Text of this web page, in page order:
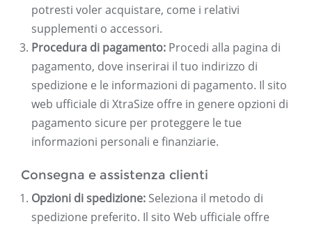
potresti voler acquistare, come i relativi
supplementi o accessori.
Procedura di pagamento: Procedi alla pagina di
pagamento, dove inserirai il tuo indirizzo di
spedizione e le informazioni di pagamento. Il sito
web ufficiale di XtraSize offre in genere opzioni di
pagamento sicure per proteggere le tue
informazioni personali e finanziarie.
Consegna e assistenza clienti
Opzioni di spedizione: Seleziona il metodo di
spedizione preferito. Il sito Web ufficiale offre